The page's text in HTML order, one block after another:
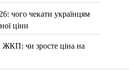
чого чекати українцям
ціни
чи зросте ціна на